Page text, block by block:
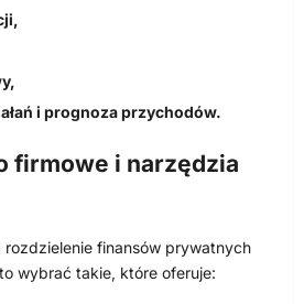
i prognoza przychodów.
firmowe i narzędzia
rozdzielenie finansów prywatnych
wybrać takie, które oferuje: